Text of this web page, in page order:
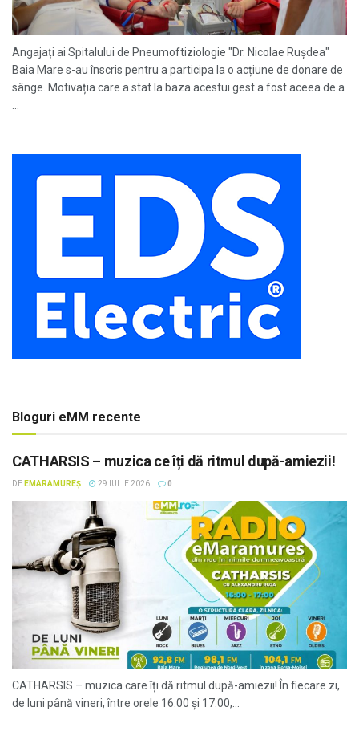
Angajați ai Spitalului de Pneumoftiziologie "Dr. Nicolae Ruşdea"
Baia Mare s-au înscris pentru a participa la o acțiune de donare de
sânge. Motivația care a stat la baza acestui gest a fost aceea de a
Bloguri eMM recente
CATHARSIS – muzica ce îți dă ritmul după-amiezii!
DE EMARAMUREȘ 29 IULIE 2026 0
CATHARSIS – muzica care îți dă ritmul după-amiezii! În fiecare zi,
de luni până vineri, între orele 16:00 și 17:00,...